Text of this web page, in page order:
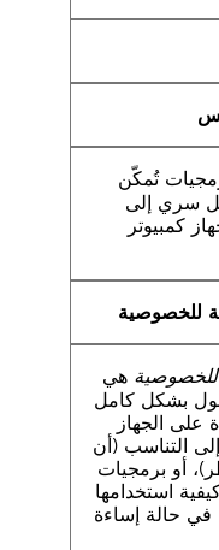
تُمكّن
سري إلى
كمبيوتر
للخصوصية
هي
بشكل كامل
على الجهاز
التناسب (أن
أو برمجيات
استخدامها
حالة إساءة